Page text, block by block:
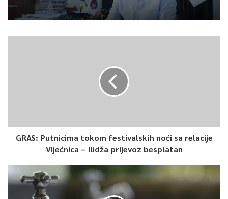
0
GRAS: Putnicima tokom festivalskih noći sa relacije
Vijećnica – Ilidža prijevoz besplatan